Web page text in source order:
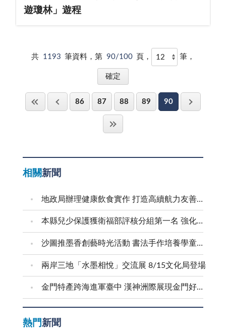
遊瓊林」遊程
共 1193 筆資料，第 90/100 頁， 筆，
86 87 88 89 90
相關新聞
地政局辦理健康飲食實作 打造高續航力友善職場
本縣兒少保護獲衛福部評核分組第一名 強化預防與跨域合作 建構兒少安全成長環境
沙圖推墨香創藝時光活動 書法手作培養學童創意美感
兩岸三地「水墨相悅」交流展 8/15文化局登場
金門特產跨海進軍臺中 漢神洲際展現金門好滋味
熱門 新聞